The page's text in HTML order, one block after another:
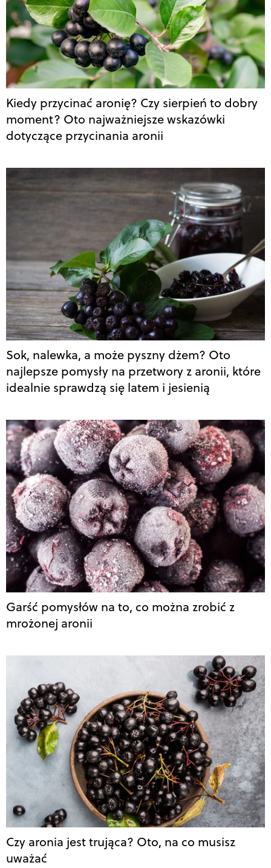
Kiedy przycinać aronię? Czy sierpień to dobry
moment? Oto najważniejsze wskazówki
dotyczące przycinania aronii
Sok, nalewka, a może pyszny dżem? Oto
najlepsze pomysły na przetwory z aronii, które
idealnie sprawdzą się latem i jesienią
Garść pomysłów na to, co można zrobić z
mrożonej aronii
Czy aronia jest trująca? Oto, na co musisz
uważać